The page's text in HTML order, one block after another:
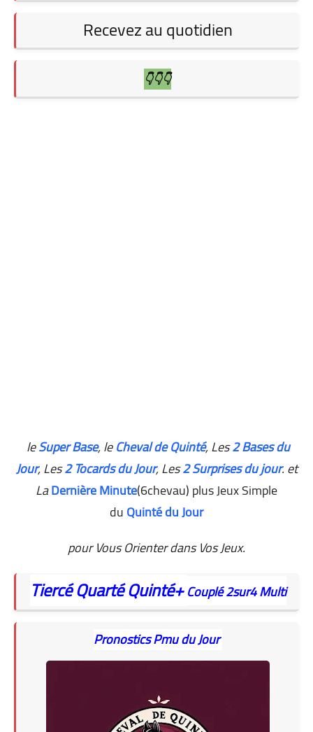
Recevez au quotidien
👇👇👇
leSuper Base, leCheval de Quinté, Les2 Bases du
Jour,Les2 Tocards du Jour, Les2 Surprises du jour. et
LaDernière Minute(6chevau) plus Jeux Simple
duQuinté du Jour
pour Vous Orienter dans Vos Jeux.
TiercéQuartéQuinté+Couplé2sur4Multi
Pronostics Pmu du Jour